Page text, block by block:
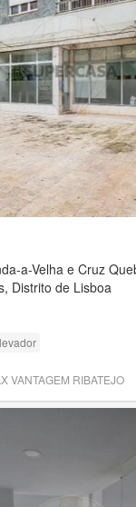
a-Velha e Cruz
Distrito de Lisboa
VANTAGEM RIBATEJO